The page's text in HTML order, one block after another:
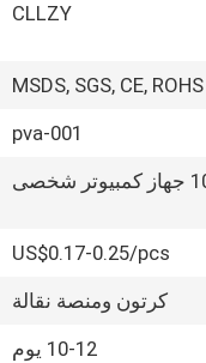
CLLZY
MSDS, SGS, CE, ROHS
pva-001
شخصى
US$0.17-0.25/pcs
كرتون ومنصة نقالة
10-12 يوم